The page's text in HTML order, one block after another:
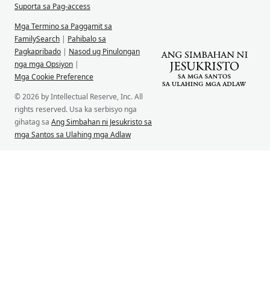
Suporta sa Pag-access
Mga Termino sa Paggamit sa
FamilySearch | Pahibalo sa
Pagkapribado | Nasod ug Pinulongan
nga mga Opsiyon |
Mga Cookie Preference
© 2026 by Intellectual Reserve, Inc. All
rights reserved. Usa ka serbisyo nga
gihatag sa Ang Simbahan ni Jesukristo sa
mga Santos sa Ulahing mga Adlaw